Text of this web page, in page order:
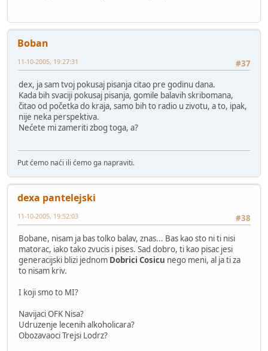
Boban
#37
11-10-2005, 19:27:31
dex, ja sam tvoj pokusaj pisanja citao pre godinu dana.
Kada bih svaciji pokusaj pisanja, gomile balavih skribomana,
čitao od početka do kraja, samo bih to radio u zivotu, a to, ipak,
nije neka perspektiva.
Nećete mi zameriti zbog toga, a?
Put ćemo naći ili ćemo ga napraviti.
dexa pantelejski
#38
11-10-2005, 19:52:03
Bobane, nisam ja bas tolko balav, znas... Bas kao sto ni ti nisi
matorac, iako tako zvucis i pises. Sad dobro, ti kao pisac jesi
generacijski blizi jednom Dobrici Cosicu nego meni, al ja ti za
to nisam kriv.
I koji smo to MI?
Navijaci OFK Nisa?
Udruzenje lecenih alkoholicara?
Obozavaoci Trejsi Lodrz?